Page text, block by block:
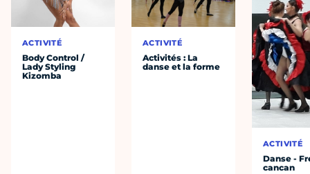
ACTIVITÉ
Body Control /
Lady Styling
Kizomba
ACTIVITÉ
Activités : La
danse et la forme
ACTIVITÉ
Danse -
cancan